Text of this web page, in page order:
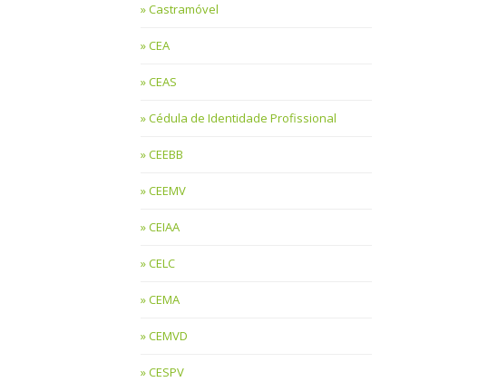
Castramóvel
CEA
CEAS
Cédula de Identidade Profissional
CEEBB
CEEMV
CEIAA
CELC
CEMA
CEMVD
CESPV